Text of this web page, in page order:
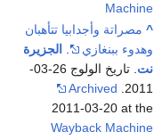
Machine
^ مصراتة وأجدابيا تتأهبان
وهدوء ببنغازي
الجزيرة
نت
. تاريخ الولوج 26-03-
2011.
Archived
2011-03-20 at the
Wayback Machine